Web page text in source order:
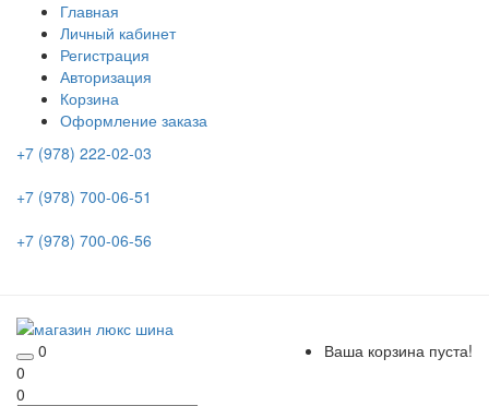
Главная
Личный кабинет
Регистрация
Авторизация
Корзина
Оформление заказа
+7 (978) 222-02-03
+7 (978) 700-06-51
+7 (978) 700-06-56
0
Ваша корзина пуста!
0
0